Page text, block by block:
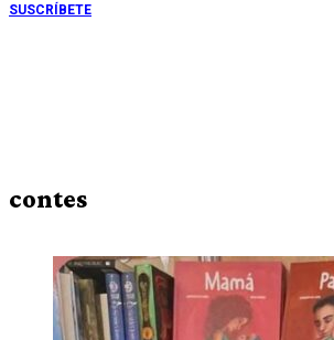
SUSCRÍBETE
contes